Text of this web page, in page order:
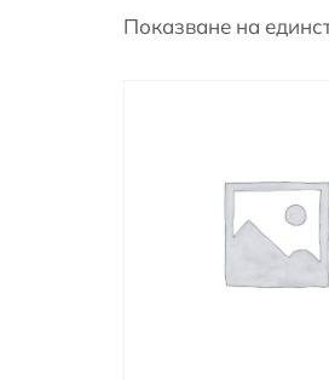
Показване на